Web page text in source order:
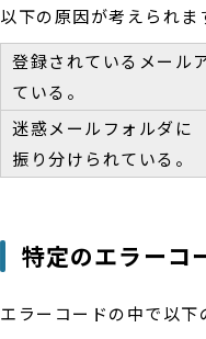
以下の原因が考えられま
登録されているメール
ている。
迷惑メールフォルダに
振り分けられている。
特定のエラーコ
エラーコードの中で以下